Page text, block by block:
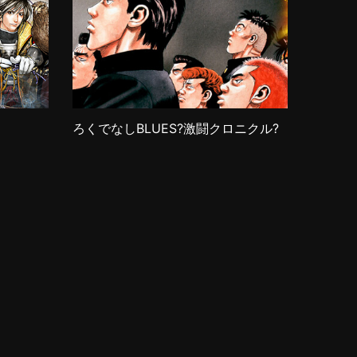
ろくでなしBLUES?激闘クロニクル?